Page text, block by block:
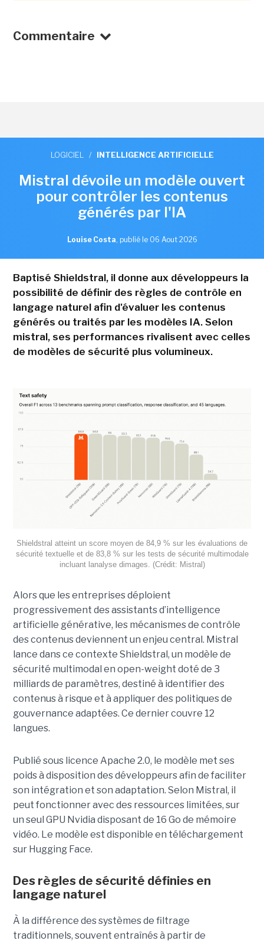
Commentaire
LOGICIEL / INTELLIGENCE ARTIFICIELLE
Mistral dévoile un modèle ouvert
pour contrôler les contenus
générés par l'IA
Louise Costa, publié le 06 Aout 2026
Baptisé Shieldstral, il donne aux développeurs la
possibilité de définir des règles de contrôle en
langage naturel afin d'évaluer les contenus
générés ou traités par les modèles IA. Selon
mistral, ses performances rivalisent avec celles
de modèles de sécurité plus volumineux.
Shieldstral atteint un score moyen de 84,9 % sur les évaluations de
sécurité textuelle et de 83,8 % sur les tests de sécurité multimodale
incluant lanalyse dimages. (Crédit: Mistral)
Alors que les entreprises déploient
progressivement des assistants d’intelligence
artificielle générative, les mécanismes de contrôle
des contenus deviennent un enjeu central. Mistral
lance dans ce contexte Shieldstral, un modèle de
sécurité multimodal en open-weight doté de 3
milliards de paramètres, destiné à identifier des
contenus à risque et à appliquer des politiques de
gouvernance adaptées. Ce derniercouvre 12
langues.
Publié sous licence Apache 2.0, le modèle met ses
poids à disposition des développeurs afin de faciliter
son intégration et son adaptation. Selon Mistral, il
peut fonctionner avec des ressources limitées, sur
un seul GPU Nvidia disposant de 16 Go de mémoire
vidéo. Le modèle est disponible en téléchargement
sur Hugging Face.
Des règles de sécurité définies en
langage naturel
À la différence des systèmes de filtrage
traditionnels, souvent entraînés à partir de